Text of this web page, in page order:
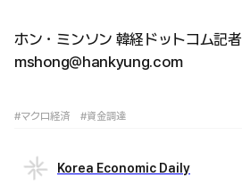
ホン・ミンソン 韓経ドットコム記者
mshong@hankyung.com
#マクロ経済 #資金調達
Korea Economic Daily